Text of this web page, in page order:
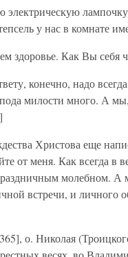
электрическую
у нас в комнате
здоровье. Как Вы себя
конечно, надо
милости много. А
Христова еще
от меня. Как всегда в
молебном. А
встречи, и личного
о. Николая